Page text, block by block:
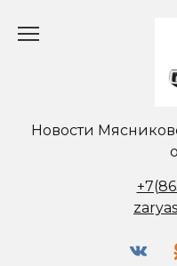
Новости